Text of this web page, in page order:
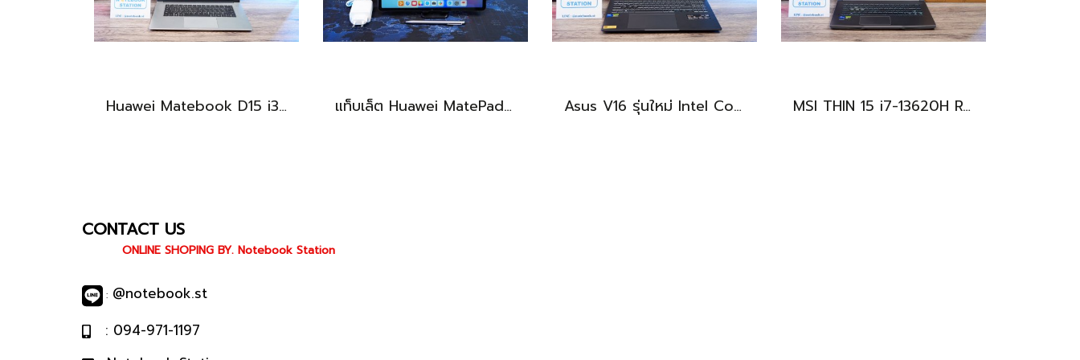
Huawei Matebook D15 i3-10110U Ram8 256GB M.2 จอ15.6นิ้ว FHD IPS 60hz สเปคทำงานทั่วไป หน้าจอใหญ่ ดีไซน์เครื่องบางเบา เครื่องพร้อมใช้งาน ขายถูกเพียง 6,990.-เท่านั้น แท็บเล็ต Huawei MatePad 11.5 Wi-Fi (6+128) Midnight Grey มีปากกามาให้ พร้อมใช้งาน ราคาเพียง 6,490.- Asus V16 รุ่นใหม่ Intel Core5-210H RTX-4050(6GB) Ram16 512GB M.2 จอ16นิ้ว WUXGA 144Hz จอสวย สเปคสูง ดีไซน์ตัวเครื่องเรียบสวยดูทันสมัย พร้แมประกันศูนย์ยาวๆถึงปี2028 ขายในราคาสุดตุ้มเพียง 25,990.-เท่านั้น MSI THIN 15 i7-13620H RTX-2050(4GB) Ram8 SSD512 จอ15.6 FHD 144Hz สเปคเกมมิ่ง คีย์บอร์ดไฟสีฟ้า ดีไซน์เรียบหรู น้ำหนักเบาไม่ถึง2kg เครื่องมีประกันศูนย์พร้อมใช้งานในราคาสุดคุ้มเพียง 18,500.-เท่านั้น
CONTACT US
ONLINE SHOPING BY. Notebook Station
: @notebook.st
: 094-971-1197